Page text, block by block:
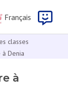
Français
classes
Denia
à